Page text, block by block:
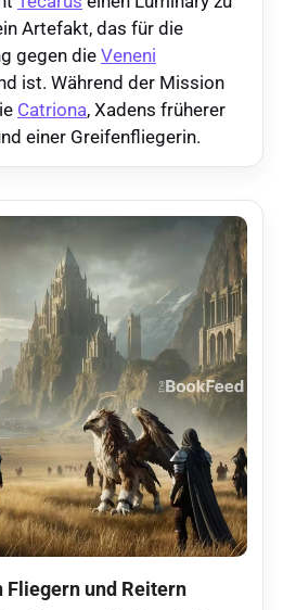
Artefakt, das für die
gegen die Veneni
ist. Während der Mission
Catriona, Xadens früherer
einer Greifenfliegerin.
Fliegern und Reitern